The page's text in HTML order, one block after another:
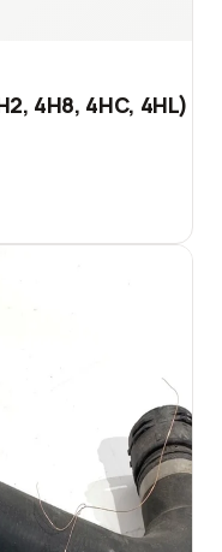
4H8, 4HC, 4HL)